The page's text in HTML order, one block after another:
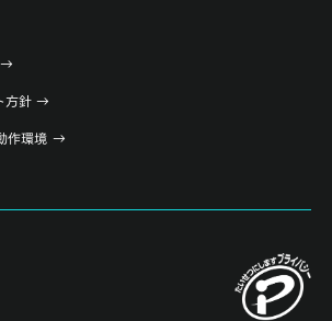
方針
作環境